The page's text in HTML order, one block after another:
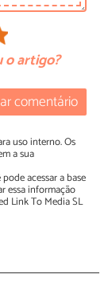
o artigo?
comentário
uso interno. Os
a sua
acessar a base
essa informação
Link To Media SL